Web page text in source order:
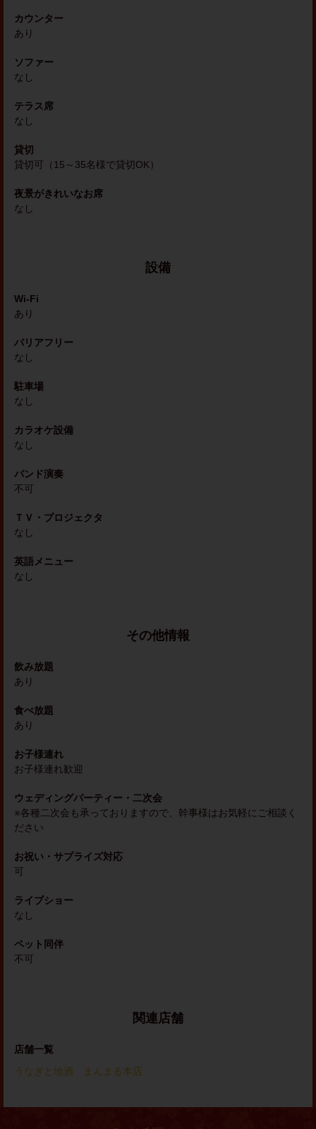
カウンター
あり
ソファー
なし
テラス席
なし
貸切
貸切可（15～35名様で貸切OK）
夜景がきれいなお席
なし
設備
Wi-Fi
あり
バリアフリー
なし
駐車場
なし
カラオケ設備
なし
バンド演奏
不可
ＴＶ・プロジェクタ
なし
英語メニュー
なし
その他情報
飲み放題
あり
食べ放題
あり
お子様連れ
お子様連れ歓迎
ウェディングパーティー・二次会
※各種二次会も承っておりますので、幹事様はお気軽にご相談く
ださい
お祝い・サプライズ対応
可
ライブショー
なし
ペット同伴
不可
関連店舗
店舗一覧
うなぎと地酒 まんまる本店